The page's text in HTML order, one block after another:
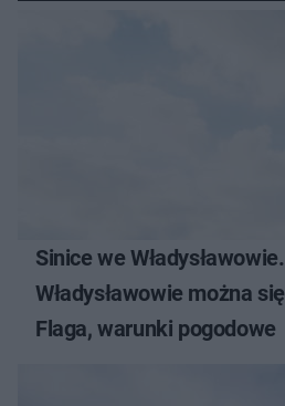
Sinice we
Władysławowie można
Flaga, warunki pogodowe